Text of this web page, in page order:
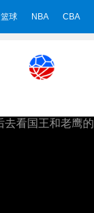
篮球 NBA CBA